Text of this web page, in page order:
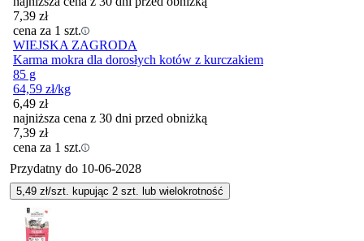
7,39 zł
cena za 1 szt.
WIEJSKA ZAGRODA
Karma mokra dla dorosłych kotów z kurczakiem
85 g
64,59 zł/kg
6,49 zł
najniższa cena z 30 dni przed obniżką
7,39 zł
cena za 1 szt.
Przydatny do 10-06-2028
5,49 zł/szt. kupując 2 szt. lub wielokrotność